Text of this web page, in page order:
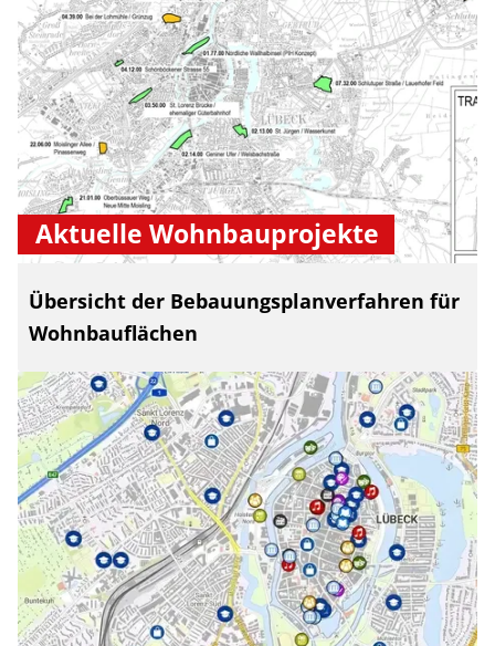
Aktuelle Wohnbauprojekte
Übersicht der Bebauungsplanverfahren für
Wohnbauflächen